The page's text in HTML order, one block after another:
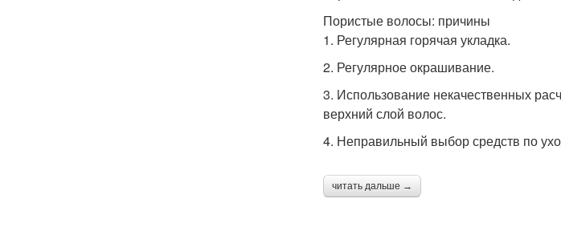
Пористые волосы: причины
1. Регулярная горячая укладка.
2. Регулярное окрашивание.
3. Использование некачественных
верхний слой волос.
4. Неправильный выбор средств по
читать дальше →